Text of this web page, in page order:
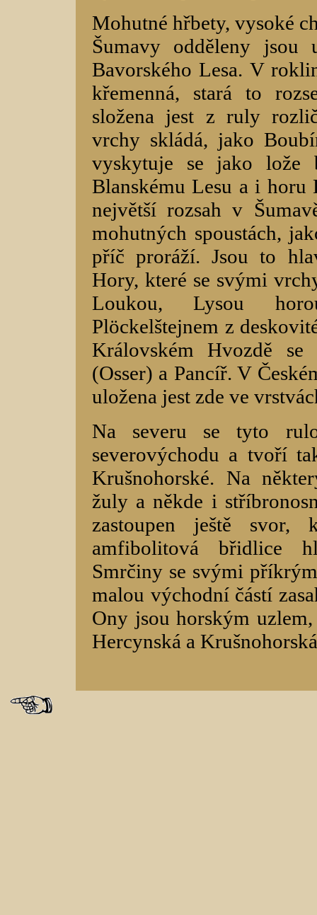
Mohutné hřbety, vysoké
Šumavy odděleny
Bavorského Lesa. V
křemenná, stará to
složena jest z ruly
vrchy skládá, jako
vyskytuje se jako lože
Blanskému Lesu a i horu
největší rozsah v
mohutných spoustách,
příč proráží. Jsou to
Hory, které se svými
Loukou, Lysou
Plöckelštejnem z
Královském Hvozdě
(Osser) a Pancíř. V
uložena jest zde ve
Na severu se tyto
severovýchodu a tvoří
Krušnohorské. Na
žuly a někde i
zastoupen ještě
amfibolitová břidlice
Smrčiny se svými
malou východní částí
Ony jsou horským
Hercynská a